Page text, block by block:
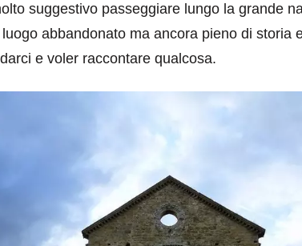
suggestivo passeggiare lungo la grande
abbandonato ma ancora pieno di storia
e voler raccontare qualcosa.
destinazioni
Paros e la Grecia di